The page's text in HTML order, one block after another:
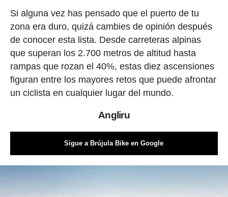
Si alguna vez has pensado que el puerto de tu
zona era duro, quizá cambies de opinión después
de conocer esta lista. Desde carreteras alpinas
que superan los 2.700 metros de altitud hasta
rampas que rozan el 40%, estas diez ascensiones
figuran entre los mayores retos que puede afrontar
un ciclista en cualquier lugar del mundo.
Angliru
Sigue a Brújula Bike en Google